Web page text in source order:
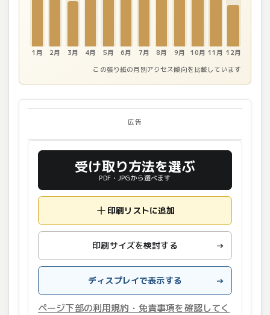
1月 2月 3月 4月 5月 6月 7月 8月 9月 10月 11月 12月
この張り紙の月別アクセス傾向を比較しています
広告
受け取り方法を選ぶ
PDF・JPGから選べます
印刷リストに追加
印刷サイズを検討する →
ディスプレイで表示する →
ページ下部の利用規約・免責事項を確認してく